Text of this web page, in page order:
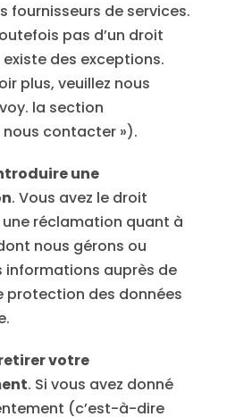
fournisseurs de services.
pas d’un droit
des exceptions.
plus, veuillez nous
la section
contacter »).
une
. Vous avez le droit
une réclamation quant à
nous gérons ou
informations auprès de
protection des données
votre
. Si vous avez donné
(c’est-à-dire